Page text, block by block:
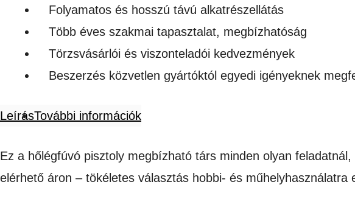
Folyamatos és hosszú távú alkatrészellátás
Több éves szakmai tapasztalat, megbízhatóság
Törzsvásárlói és viszonteladói kedvezmények
Beszerzés közvetlen gyártóktól egyedi igényeknek
LeírásTovábbi információk
Ez a hőlégfúvó pisztoly megbízható társ minden olyan
elérhető áron – tökéletes választás hobbi- és műhelyhasználatra